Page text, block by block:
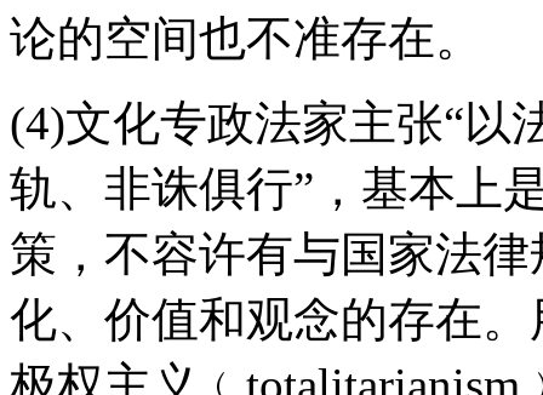
论的空间也不准存在。
(4)文化专政法家主张“以
轨、非诛俱行”，基本上
策，不容许有与国家法
化、价值和观念的存在